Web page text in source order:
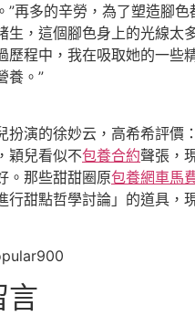
”再多的辛勞，為了塑造腳色
生，這個腳色身上的光線太
歷程中，我在吸取她的一些
養。”
演的徐妙云，高希希評價
穎兒看似不包養合約聲張，
。那些甜甜圈原包養網車馬
行甜點哲學討論」的道具，
言